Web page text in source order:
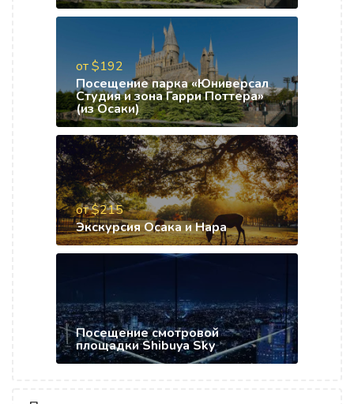
от $192
Посещение парка «Юниверсал
Студия и зона Гарри Поттера»
(из Осаки)
от $215
Экскурсия Осака и Нара
Посещение смотровой
площадки Shibuya Sky